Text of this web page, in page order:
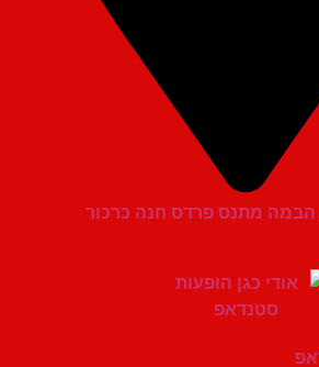
מתנס פרדס חנה כרכור